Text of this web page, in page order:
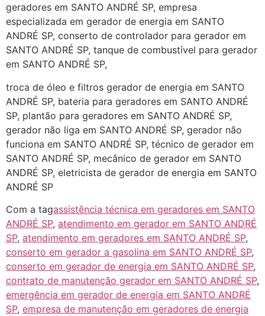
geradores em SANTO ANDRÉ SP, empresa
especializada em gerador de energia em SANTO
ANDRÉ SP, conserto de controlador para gerador em
SANTO ANDRÉ SP, tanque de combustível para gerador
em SANTO ANDRÉ SP,
troca de óleo e filtros gerador de energia em SANTO
ANDRÉ SP, bateria para geradores em SANTO ANDRÉ
SP, plantão para geradores em SANTO ANDRÉ SP,
gerador não liga em SANTO ANDRÉ SP, gerador não
funciona em SANTO ANDRÉ SP, técnico de gerador em
SANTO ANDRÉ SP, mecânico de gerador em SANTO
ANDRÉ SP, eletricista de gerador de energia em SANTO
ANDRÉ SP
Com a tagassistência técnica em geradores em SANTO
ANDRÉ SP, atendimento em gerador em SANTO ANDRÉ
SP, atendimento em geradores em SANTO ANDRÉ SP,
conserto em gerador a gasolina em SANTO ANDRÉ SP,
conserto em gerador de energia em SANTO ANDRÉ SP,
contrato de manutenção gerador em SANTO ANDRÉ SP,
emergência em gerador de energia em SANTO ANDRÉ
SP, empresa de manutenção em geradores de energia